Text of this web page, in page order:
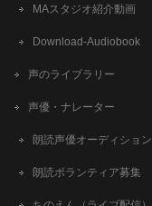
MAスタジオ紹介動画
Download-Audiobook
声のライブラリー
声優・ナレーター
朗読声優オーディション
朗読ボランティア募集